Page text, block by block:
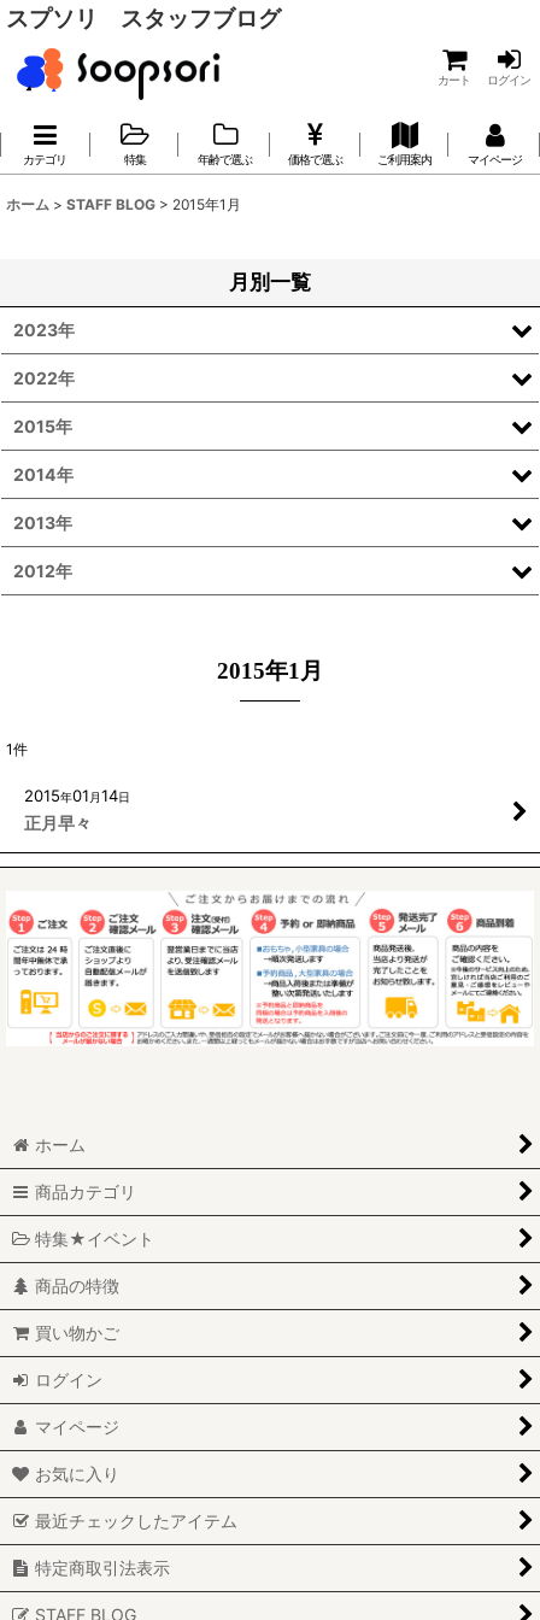
スプソリ スタッフブログ
カート ログイン
カテゴリ 特集 年齢で選ぶ 価格で選ぶ ご利用案内 マイページ
ホーム > STAFF BLOG > 2015年1月
2015年1月
1件
2015年01 月14日
正月早々
月別一覧
2023年
2022年
2015年
2014年
2013年
2012年
ホーム
商品カテゴリ
特集★イベント
商品の特徴
買い物かご
ログイン
マイページ
お気に入り
最近チェックしたアイテム
特定商取引法表示
STAFF BLOG